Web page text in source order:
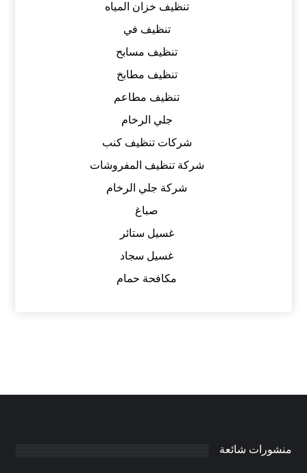
تنظيف خزان المياه
تنظيف في
تنظيف مسابح
تنظيف مطابخ
تنظيف مطاعم
جلي الرخام
شركات تنظيف كنب
شركة تنظيف المفروشات
شركة جلي الرخام
صباغ
غسيل ستائر
غسيل سجاد
مكافحة حمام
منشورات شائعة